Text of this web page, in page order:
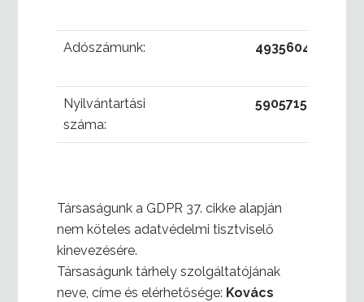
Adószámunk: 49356041-1-23
Nyilvántartási
száma:
59057152
Társaságunk a GDPR 37. cikke alapján
nem köteles adatvédelmi tisztviselő
kinevezésére.
Társaságunk tárhely szolgáltatójának
neve, címe és elérhetősége: Kovács